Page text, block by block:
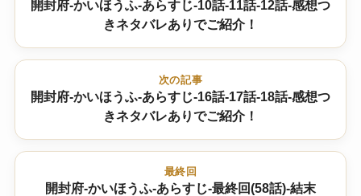
開封府-かいほうふ-あらすじ-10話-11話-12話-感想つ
きネタバレありでご紹介！
次の記事
開封府-かいほうふ-あらすじ-16話-17話-18話-感想つ
きネタバレありでご紹介！
最終回
開封府-かいほうふ-あらすじ-最終回(58話)-結末